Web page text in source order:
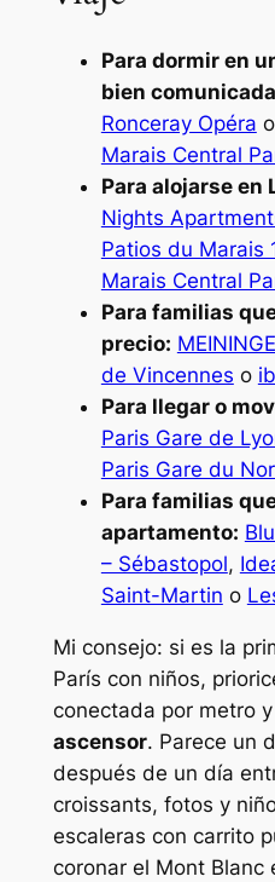
Para dormir en
bien
Ronceray Opéra o
Marais Central
Para alojarse en
Nights
Patios du Marais
Marais Central
Para familias
precio:
de Vincennes o
Para llegar o
Paris Gare de
Paris Gare du
Para familias
apartamento:
– Sébastopol,
Saint-Martin o
Mi consejo: si es la
París con niños,
conectada por metro
ascensor. Parece un
después de un día
croissants, fotos y
escaleras con carrito
coronar el Mont Blanc